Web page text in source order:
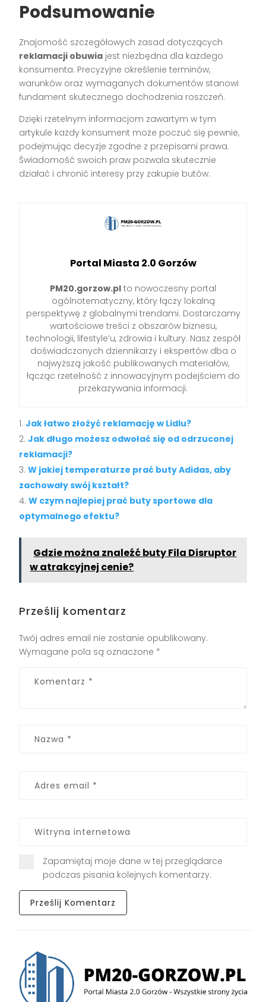
Podsumowanie
Znajomość szczegółowych zasad dotyczących
reklamacji obuwia jest niezbędna dla każdego
konsumenta. Precyzyjne określenie terminów,
warunków oraz wymaganych dokumentów stanowi
fundament skutecznego dochodzenia roszczeń.
Dzięki rzetelnym informacjom zawartym w tym
artykule każdy konsument może poczuć się pewnie,
podejmując decyzje zgodne z przepisami prawa.
Świadomość swoich praw pozwala skutecznie
działać i chronić interesy przy zakupie butów.
Portal Miasta 2.0 Gorzów
PM20.gorzow.pl to nowoczesny portal
ogólnotematyczny, który łączy lokalną
perspektywę z globalnymi trendami. Dostarczamy
wartościowe treści z obszarów biznesu,
technologii, lifestyle’u, zdrowia i kultury. Nasz zespół
doświadczonych dziennikarzy i ekspertów dba o
najwyższą jakość publikowanych materiałów,
łącząc rzetelność z innowacyjnym podejściem do
przekazywania informacji.
Jak łatwo złożyć reklamację w Lidlu?
Jak długo możesz odwołać się od odrzuconej
reklamacji?
W jakiej temperaturze prać buty Adidas, aby
zachowały swój kształt?
W czym najlepiej prać buty sportowe dla
optymalnego efektu?
Gdzie można znaleźć buty Fila Disruptor
w atrakcyjnej cenie?
Prześlij komentarz
Twój adres email nie zostanie opublikowany.
Wymagane pola są oznaczone *
Zapamiętaj moje dane w tej przeglądarce
podczas pisania kolejnych komentarzy.